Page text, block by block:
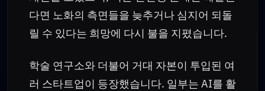
다면 노화의 측면들을 늦추거나 심지어 되돌
릴 수 있다는 희망에 다시 불을 지폈습니다.
학술 연구소와 더불어 거대 자본이 투입된 여
러 스타트업이 등장했습니다. 일부는 AI를 활